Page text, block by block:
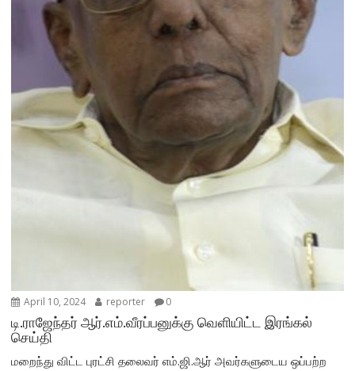
April 10, 2024 reporter 0
டி.ராஜேந்தர் ஆர்.எம்.வீரப்பனுக்கு வெளியிட்ட இரங்கல்
செய்தி
மறைந்து விட்ட புரட்சி தலைவர் எம்.ஜி.ஆர் அவர்களுடைய ஒப்பற்ற